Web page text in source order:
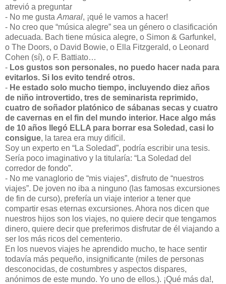
atrevió a preguntar
- No me gusta Amaral, ¡qué le vamos a hacer!
- No creo que “música alegre” sea un género o clasificación
adecuada. Bach tiene música alegre, o Simon & Garfunkel,
o The Doors, o David Bowie, o Ella Fitzgerald, o Leonard
Cohen (sí), o F. Battiato…
- Los gustos son personales, no puedo hacer nada para
evitarlos. Si los evito tendré otros.
- He estado solo mucho tiempo, incluyendo diez años
de niño introvertido, tres de seminarista reprimido,
cuatro de soñador platónico de sábanas secas y cuatro
de cavernas en el fin del mundo interior. Hace algo más
de 10 años llegó ELLA para borrar esa Soledad, casi lo
consigue, la tarea era muy difícil.
Soy un experto en “La Soledad”, podría escribir una tesis.
Sería poco imaginativo y la titularía: “La Soledad del
corredor de fondo”.
- No me vanaglorio de “mis viajes”, disfruto de “nuestros
viajes”. De joven no iba a ninguno (las famosas excursiones
de fin de curso), prefería un viaje interior a tener que
compartir esas eternas excursiones. Ahora nos dicen que
nuestros hijos son los viajes, no quiere decir que tengamos
dinero, quiere decir que preferimos disfrutar de él viajando a
ser los más ricos del cementerio.
En los nuevos viajes he aprendido mucho, te hace sentir
todavía más pequeño, insignificante (miles de personas
desconocidas, de costumbres y aspectos dispares,
anónimos de este mundo. Yo uno de ellos.). ¡Qué más da!,